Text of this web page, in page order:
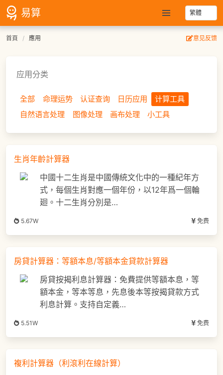
易算
首頁 應用 意见反馈
应用分类
全部 命理运势 认证查询 日历应用
计算工具
自然语言处理
图像处理 画布处理 小工具
生肖年齡計算器
中國十二生肖是中國傳統文化中的一種紀年方
式，每個生肖對應一個年份，以12年爲一個輪
廻。十二生肖分別是…
5.67W 免费
房貸計算器：等額本息/等額本金貸款計算器
房貸按揭利息計算器：免費提供等額本息，等
額本金，等本等息，先息後本等按揭貸款方式
利息計算。支持自定義…
5.51W 免费
複利計算器（利滾利在線計算）